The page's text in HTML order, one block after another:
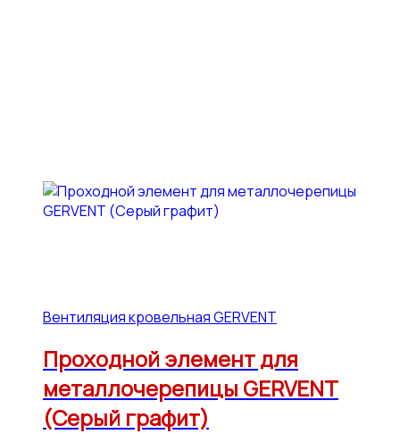
Вентиляция кровельная GERVENT
Проходной элемент для
металлочерепицы GERVENT
(Серый графит)